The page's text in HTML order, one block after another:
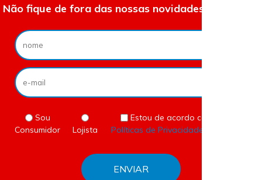
Não fique de fora das nossas novidades e ofertas.
Sou
Consumidor
Lojista
Estou de acordo com as
Políticas de Privacidade